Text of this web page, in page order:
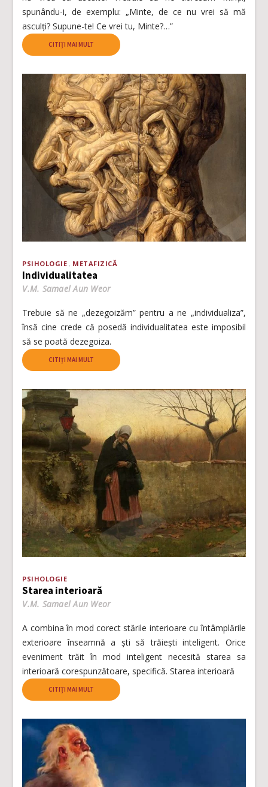
spunându-i, de exemplu: „Minte, de ce nu vrei să mă
asculți? Supune-te! Ce vrei tu, Minte?…”
CITIȚI MAI MULT
PSIHOLOGIE METAFIZICĂ
Individualitatea
V.M. Samael Aun Weor
Trebuie să ne „dezegoizăm” pentru a ne „individualiza”,
însă cine crede că posedă individualitatea este imposibil
să se poată dezegoiza.
CITIȚI MAI MULT
PSIHOLOGIE
Starea interioară
V.M. Samael Aun Weor
A combina în mod corect stările interioare cu întâmplările
exterioare înseamnă a ști să trăiești inteligent. Orice
eveniment trăit în mod inteligent necesită starea sa
interioară corespunzătoare, specifică. Starea interioară
CITIȚI MAI MULT